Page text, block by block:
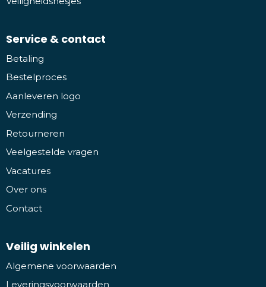
Service & contact
Betaling
Bestelproces
Aanleveren logo
Verzending
Retourneren
Veelgestelde vragen
Vacatures
Over ons
Contact
Veilig winkelen
Algemene voorwaarden
Leveringsvoorwaarden